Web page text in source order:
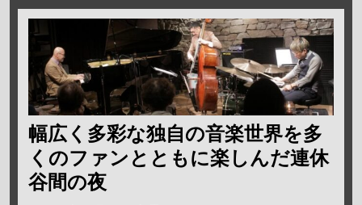
幅広く多彩な独自の音楽世界を多
くのファンとともに楽しんだ連休
谷間の夜